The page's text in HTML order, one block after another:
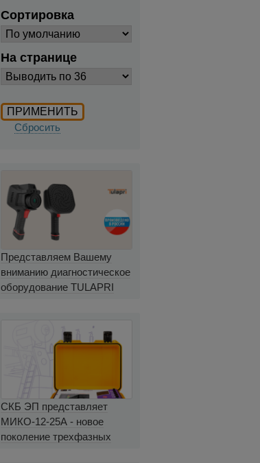
Сортировка
На странице
Сбросить
Представляем Вашему
вниманию диагностическое
оборудование TULAPRI
СКБ ЭП представляет
МИКО-12-25А - новое
поколение трехфазных